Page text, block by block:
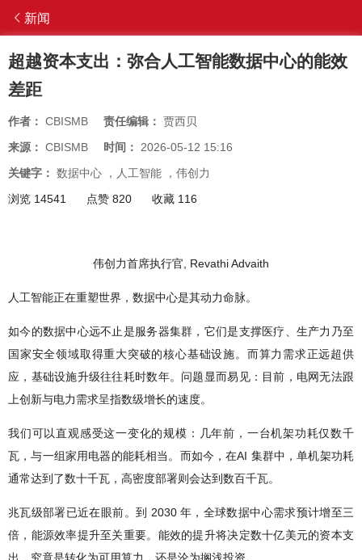
新闻
超越资本支出：弥合人工智能数据中心的能效
差距
作者： CBISMB 责任编辑： 贾西贝
来源： CBISMB 时间： 2026-05-12 15:16
关键字： 数据中心 ， 人工智能 ， 伟创力
浏览 14541
点赞 820 收藏 116
伟创力首席执行官, Revathi Advaith
人工智能正在重塑世界，数据中心是其动力命脉。
如今的数据中心远不止是服务器集群，它们是支撑医疗、生产力乃至
国家安全领域取得重大突破的核心基础设施。而算力需求正远超供
应，基础设施升级往往耗时数年。问题显而易见：目前，电网无法跟
上创新与电力需求呈指数级增长的速度。
我们可以直观感受这一变化的规模：几年前，一台机架功耗仅数千
瓦，与一组家用电器的能耗相当。而如今，在AI 集群中，单机架功耗
通常达到了数十千瓦，高密度部署则会达到数百千瓦。
兆瓦级部署已近在眼前。到 2030 年，全球数据中心需求预计增至三
倍，能源效率提升至关重要。能效的提升将决定数十亿美元的资本支